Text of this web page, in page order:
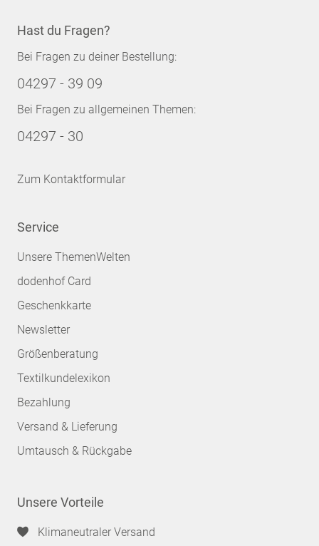
Hast du Fragen?
Bei Fragen zu deiner Bestellung:
04297 - 39 09
Bei Fragen zu allgemeinen Themen:
04297 - 30
Zum Kontaktformular
Service
Unsere ThemenWelten
dodenhof Card
Geschenkkarte
Newsletter
Größenberatung
Textilkundelexikon
Bezahlung
Versand & Lieferung
Umtausch & Rückgabe
Unsere Vorteile
Klimaneutraler Versand